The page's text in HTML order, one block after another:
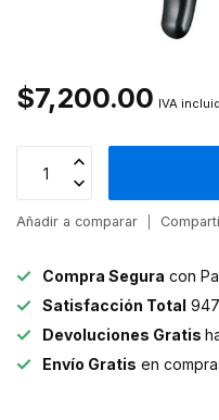
$7,200.00 IVA
Añadir a comparar
Compra Segura con
Satisfacción Total
Devoluciones Gratis
Envío Gratis en